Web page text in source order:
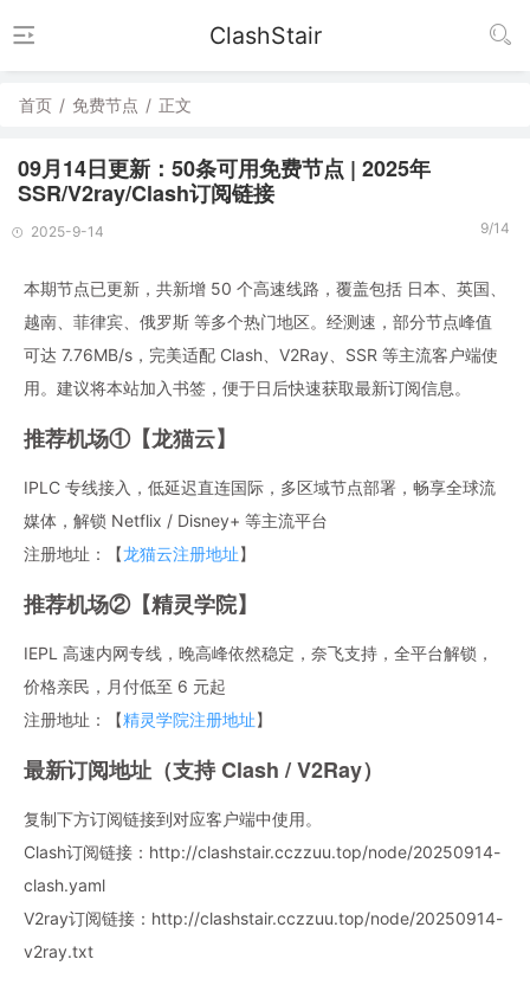
ClashStair
首页 / 免费节点 / 正文
09月14日更新：50条可用免费节点 | 2025年
SSR/V2ray/Clash订阅链接
2025-9-14 9/14
本期节点已更新，共新增 50 个高速线路，覆盖包括 日本、英国、
越南、菲律宾、俄罗斯 等多个热门地区。经测速，部分节点峰值
可达 7.76MB/s，完美适配 Clash、V2Ray、SSR 等主流客户端使
用。建议将本站加入书签，便于日后快速获取最新订阅信息。
推荐机场①【龙猫云】
IPLC 专线接入，低延迟直连国际，多区域节点部署，畅享全球流
媒体，解锁 Netflix / Disney+ 等主流平台
注册地址：【龙猫云注册地址】
推荐机场②【精灵学院】
IEPL 高速内网专线，晚高峰依然稳定，奈飞支持，全平台解锁，
价格亲民，月付低至 6 元起
注册地址：【精灵学院注册地址】
最新订阅地址（支持 Clash / V2Ray）
复制下方订阅链接到对应客户端中使用。
Clash订阅链接：http://clashstair.cczzuu.top/node/20250914-
clash.yaml
V2ray订阅链接：http://clashstair.cczzuu.top/node/20250914-
v2ray.txt